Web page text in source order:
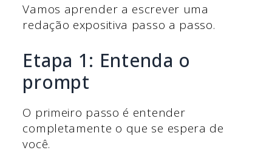
Vamos aprender a escrever uma
redação expositiva passo a passo.
Etapa 1: Entenda o
prompt
O primeiro passo é entender
completamente o que se espera de
você.